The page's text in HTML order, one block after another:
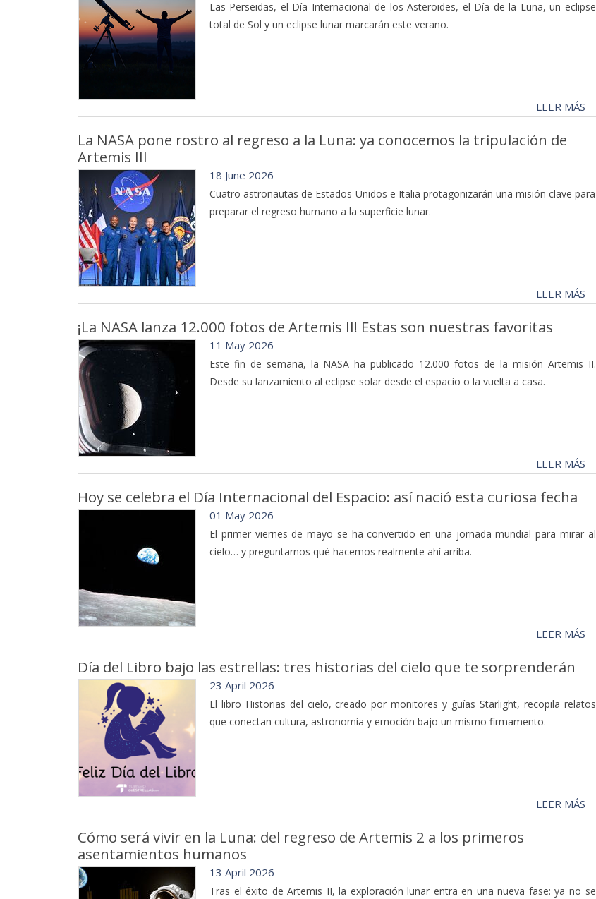
Las Perseidas, el Día Internacional de los Asteroides, el Día de la Luna, un eclipse
total de Sol y un eclipse lunar marcarán este verano.
LEER MÁS
La NASA pone rostro al regreso a la Luna: ya conocemos la tripulación de
Artemis III
18 June 2026
Cuatro astronautas de Estados Unidos e Italia protagonizarán una misión clave para
preparar el regreso humano a la superficie lunar.
LEER MÁS
¡La NASA lanza 12.000 fotos de Artemis II! Estas son nuestras favoritas
11 May 2026
Este fin de semana, la NASA ha publicado 12.000 fotos de la misión Artemis II.
Desde su lanzamiento al eclipse solar desde el espacio o la vuelta a casa.
LEER MÁS
Hoy se celebra el Día Internacional del Espacio: así nació esta curiosa fecha
01 May 2026
El primer viernes de mayo se ha convertido en una jornada mundial para mirar al
cielo… y preguntarnos qué hacemos realmente ahí arriba.
LEER MÁS
Día del Libro bajo las estrellas: tres historias del cielo que te sorprenderán
23 April 2026
El libro Historias del cielo, creado por monitores y guías Starlight, recopila relatos
que conectan cultura, astronomía y emoción bajo un mismo firmamento.
LEER MÁS
Cómo será vivir en la Luna: del regreso de Artemis 2 a los primeros
asentamientos humanos
13 April 2026
Tras el éxito de Artemis II, la exploración lunar entra en una nueva fase: ya no se